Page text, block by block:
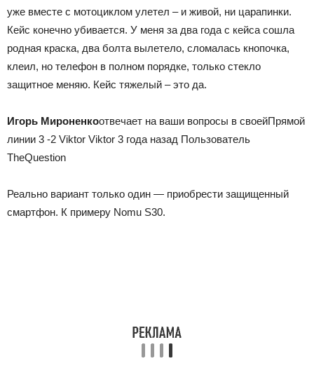
уже вместе с мотоциклом улетел – и живой, ни царапинки.
Кейс конечно убивается. У меня за два года с кейса сошла
родная краска, два болта вылетело, сломалась кнопочка,
клеил, но телефон в полном порядке, только стекло
защитное меняю. Кейс тяжелый – это да.
Игорь Мироненкоотвечает на ваши вопросы в своейПрямой
линии 3 -2 Viktor Viktor 3 года назад Пользователь
TheQuestion
Реально вариант только один — приобрести защищенный
смартфон. К примеру Nomu S30.